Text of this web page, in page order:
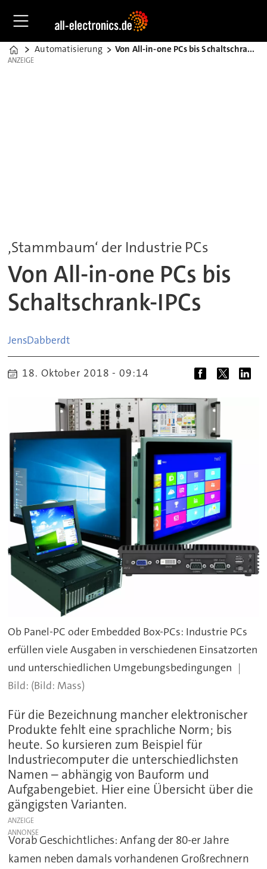
Home
Automatisierung Von All-in-one PCs bis Schaltschrank-IPCs
ANZEIGE
ANZEIGE
‚Stammbaum‘ der Industrie PCs
Von All-in-one PCs bis
Schaltschrank-IPCs
JensDabberdt
18. Oktober 2018 - 09:14
Ob Panel-PC oder Embedded Box-PCs: Industrie PCs
erfüllen viele Ausgaben in verschiedenen Einsatzorten
und unterschiedlichen Umgebungsbedingungen
(Bild: Mass)
Für die Bezeichnung mancher elektronischer
Produkte fehlt eine sprachliche Norm; bis
heute. So kursieren zum Beispiel für
Industriecomputer die unterschiedlichsten
Namen – abhängig von Bauform und
Aufgabengebiet. Hier eine Übersicht über die
gängigsten Varianten.
ANZEIGE
Vorab Geschichtliches: Anfang der 80-er Jahre
kamen neben damals vorhandenen Großrechnern